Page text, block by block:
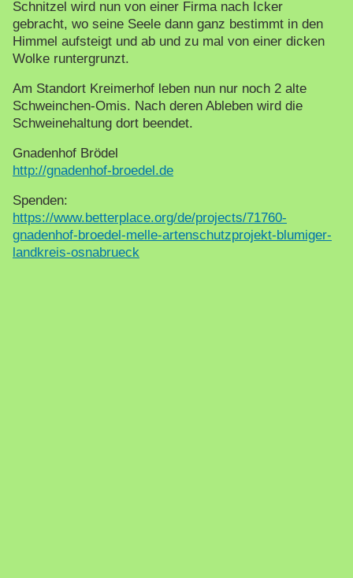
Schnitzel wird nun von einer Firma nach Icker
gebracht, wo seine Seele dann ganz bestimmt in den
Himmel aufsteigt und ab und zu mal von einer dicken
Wolke runtergrunzt.
Am Standort Kreimerhof leben nun nur noch 2 alte
Schweinchen-Omis. Nach deren Ableben wird die
Schweinehaltung dort beendet.
Gnadenhof Brödel
http://gnadenhof-broedel.de
Spenden:
https://www.betterplace.org/de/projects/71760-
gnadenhof-broedel-melle-artenschutzprojekt-blumiger-
landkreis-osnabrueck